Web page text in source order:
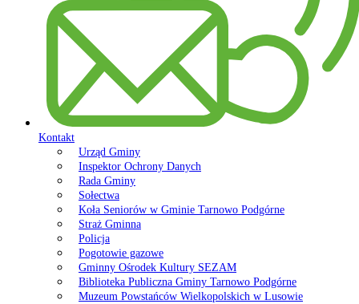
Kontakt
Urząd Gminy
Inspektor Ochrony Danych
Rada Gminy
Sołectwa
Koła Seniorów w Gminie Tarnowo Podgórne
Straż Gminna
Policja
Pogotowie gazowe
Gminny Ośrodek Kultury SEZAM
Biblioteka Publiczna Gminy Tarnowo Podgórne
Muzeum Powstańców Wielkopolskich w Lusowie